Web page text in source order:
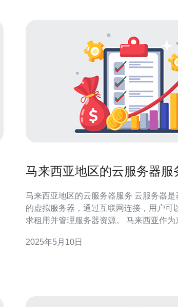
马来西亚地区的云服务器服
马来西亚地区的云服务器服务 云服务器是基于云计算技术
的虚拟服务器，通过互联网连接，用户可
求租用并管理服务器资源。 马来西亚作为东南亚发达国
有完善的基础设施和网络环境，云服务器
2025年5月10日